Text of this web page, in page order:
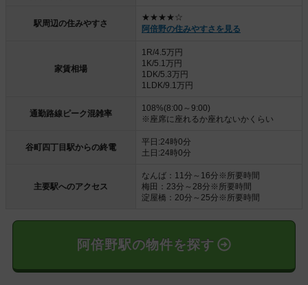
駅周辺の住みやすさ
★★★★☆
阿倍野の住みやすさを見る
家賃相場
1R/4.5万円
1K/5.1万円
1DK/5.3万円
1LDK/9.1万円
通勤路線ピーク混雑率
108%(8:00～9:00)
※座席に座れるか座れないかくらい
谷町四丁目駅からの終電
平日:24時0分
土日:24時0分
主要駅へのアクセス
なんば：11分～16分※所要時間
梅田：23分～28分※所要時間
淀屋橋：20分～25分※所要時間
阿倍野駅の物件を探す